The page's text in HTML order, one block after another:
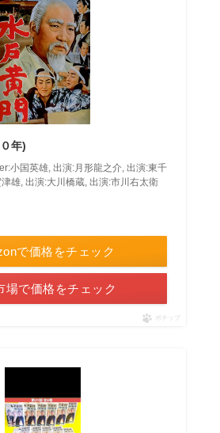
年)
小国英雄, 出演:月形龍之介, 出演:東千
雄, 出演:大川橋蔵, 出演:市川右太衛
で価格をチェック
場で価格をチェック
ポチップ